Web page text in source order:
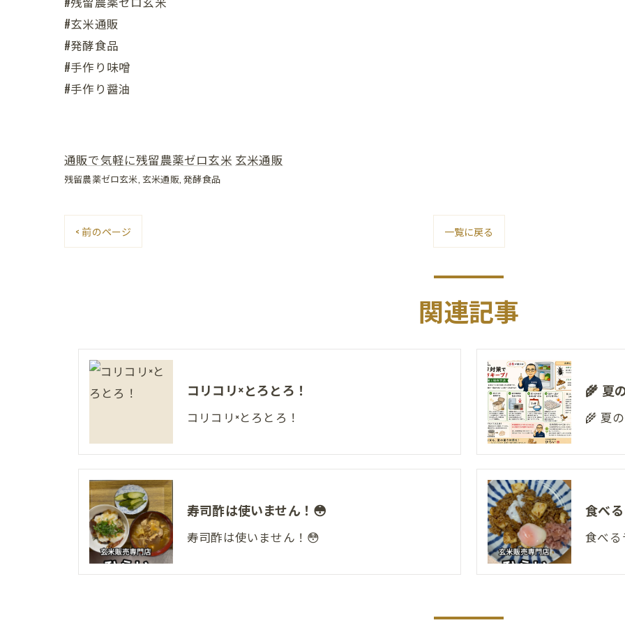
#玄米通販
#発酵食品
#手作り味噌
#手作り醤油
通販で気軽に残留農薬ゼロ玄米 玄米通販
残留農薬ゼロ玄米 玄米通販 発酵食品
< 前のページ 一覧に戻る
関連記事
コリコリ×とろとろ！
コリコリ×とろとろ！
🌾 夏
🌾 夏
寿司酢は使いません！😳
寿司酢は使いません！😳
食べ
食べる